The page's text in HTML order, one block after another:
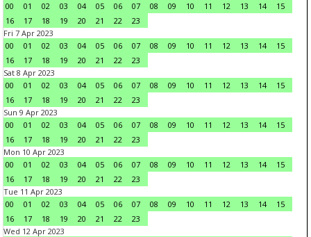
00
01 02 03 04 05 06 07 08 09 10 11 12 13 14
15
16
17 18 19 20 21 22
23
Fri 7 Apr 2023
00
01 02 03 04 05 06 07 08 09 10 11 12 13 14
15
16
17 18 19 20 21 22
23
Sat 8 Apr 2023
00
01 02 03 04 05 06 07 08 09 10 11 12 13 14
15
16
17 18 19 20 21 22
23
Sun 9 Apr 2023
00
01 02 03 04 05 06 07 08 09 10 11 12 13 14
15
16
17 18 19 20 21 22
23
Mon 10 Apr 2023
00
01 02 03 04 05 06 07 08 09 10 11 12 13 14
15
16
17 18 19 20 21 22
23
Tue 11 Apr 2023
00
01 02 03 04 05 06 07 08 09 10 11 12 13 14
15
16
17 18 19 20 21 22
23
Wed 12 Apr 2023